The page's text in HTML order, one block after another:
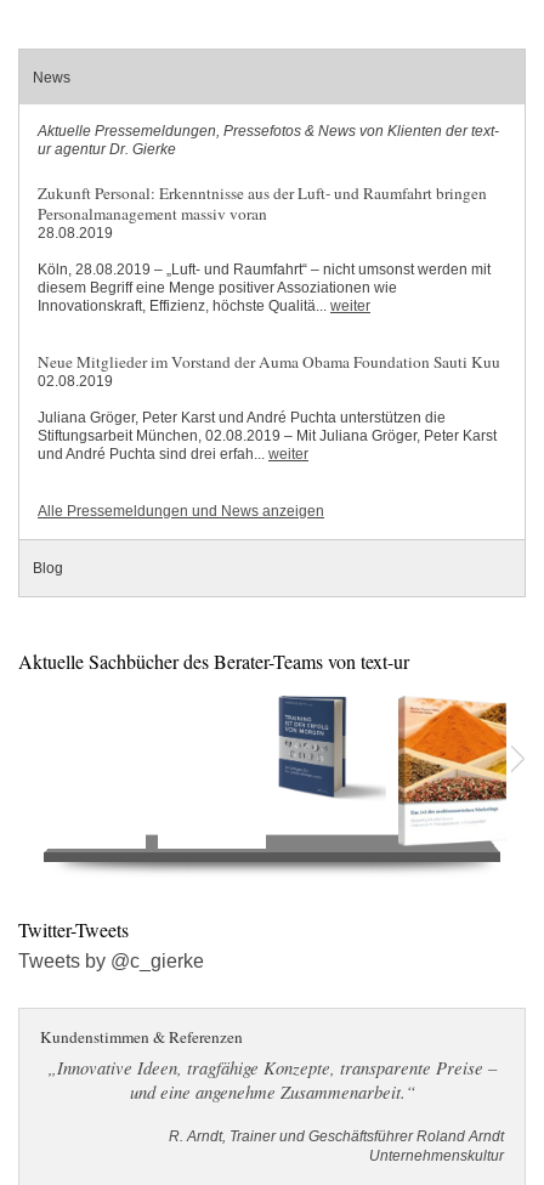
News
Aktuelle Pressemeldungen, Pressefotos & News von Klienten der text-
ur agentur Dr. Gierke
Zukunft Personal: Erkenntnisse aus der Luft- und Raumfahrt bringen
Personalmanagement massiv voran
28.08.2019
Köln, 28.08.2019 – „Luft- und Raumfahrt“ – nicht umsonst werden mit
diesem Begriff eine Menge positiver Assoziationen wie
Innovationskraft, Effizienz, höchste Qualitä... weiter
Neue Mitglieder im Vorstand der Auma Obama Foundation Sauti Kuu
02.08.2019
Juliana Gröger, Peter Karst und André Puchta unterstützen die
Stiftungsarbeit München, 02.08.2019 – Mit Juliana Gröger, Peter Karst
und André Puchta sind drei erfah... weiter
Alle Pressemeldungen und News anzeigen
Blog
Aktuelle Sachbücher des Berater-Teams von text-ur
Twitter-Tweets
Tweets by @c_gierke
Kundenstimmen & Referenzen
„Innovative Ideen, tragfähige Konzepte, transparente Preise –
und eine angenehme Zusammenarbeit.“
R. Arndt, Trainer und Geschäftsführer Roland Arndt
Unternehmenskultur